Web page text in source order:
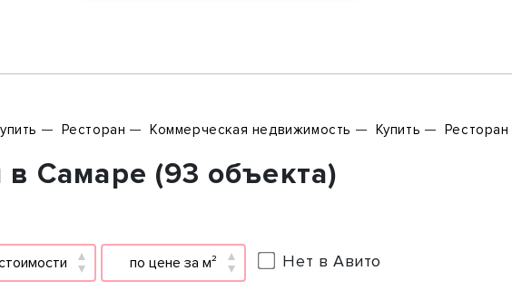
Ресторан Коммерческая недвижимость Купить Ресторан
Самаре (93 объекта)
по цене за м² Нет в Авито